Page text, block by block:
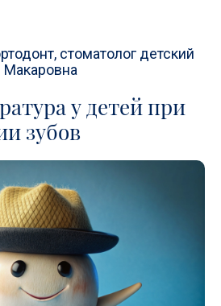
стоматолог детский
Макаровна
у детей при
зубов